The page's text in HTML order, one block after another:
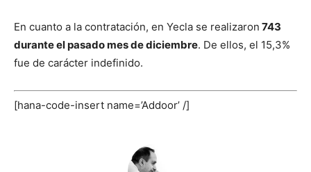
En cuanto a la contratación, en Yecla se realizaron 743
durante el pasado mes de diciembre. De ellos, el 15,3%
fue de carácter indefinido.
[hana-code-insert name=’Addoor’ /]